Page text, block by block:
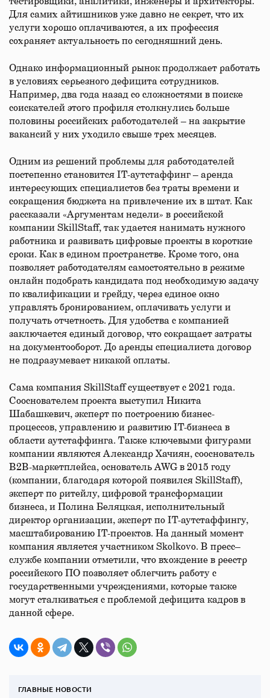
Для самих айтишников уже давно не секрет, что их
услуги хорошо оплачиваются, а их профессия
сохраняет актуальность по сегодняшний день.
Однако информационный рынок продолжает работать
в условиях серьезного дефицита сотрудников.
Например, два года назад со сложностями в поиске
соискателей этого профиля столкнулись больше
половины российских работодателей – на закрытие
вакансий у них уходило свыше трех месяцев.
Одним из решений проблемы для работодателей
постепенно становится IT-аутстаффинг – аренда
интересующих специалистов без траты времени и
сокращения бюджета на привлечение их в штат. Как
рассказали «Аргументам недели» в российской
компании SkillStaff, так удается нанимать нужного
работника и развивать цифровые проекты в короткие
сроки. Как в едином пространстве. Кроме того, она
позволяет работодателям самостоятельно в режиме
онлайн подобрать кандидата под необходимую задачу
по квалификации и грейду, через единое окно
управлять бронированием, оплачивать услуги и
получать отчетность. Для удобства с компанией
заключается единый договор, что сокращает затраты
на документооборот. До аренды специалиста договор
не подразумевает никакой оплаты.
Сама компания SkillStaff существует с 2021 года.
Сооснователем проекта выступил Никита
Шабашкевич, эксперт по построению бизнес-
процессов, управлению и развитию IТ-бизнеса в
области аутстаффинга. Также ключевыми фигурами
компании являются Александр Хачиян, сооснователь
B2B-маркетплейса, основатель AWG в 2015 году
(компании, благодаря которой появился SkillStaff),
эксперт по ритейлу, цифровой трансформации
бизнеса, и Полина Беляцкая, исполнительный
директор организации, эксперт по IТ-аутстаффингу,
масштабированию IТ-проектов. На данный момент
компания является участником Skolkovo. В пресс–
службе компании отметили, что вхождение в реестр
российского ПО позволяет облегчить работу с
государственными учреждениями, которые также
могут сталкиваться с проблемой дефицита кадров в
данной сфере.
ГЛАВНЫЕ НОВОСТИ